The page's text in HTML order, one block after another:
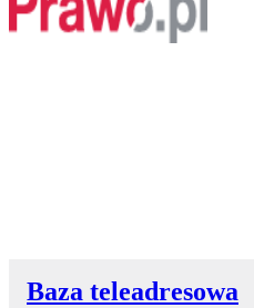
Baza teleadresowa